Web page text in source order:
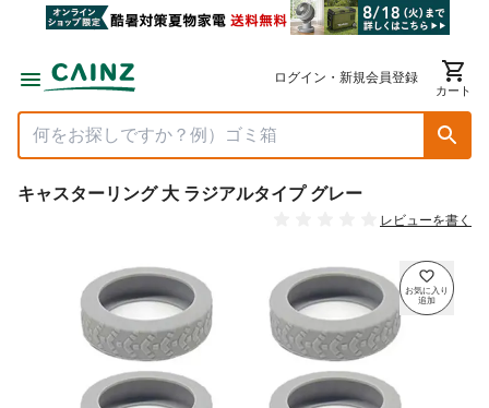
ログイン・新規会員登録
カート
キャスターリング 大 ラジアルタイプ グレー
レビューを書く